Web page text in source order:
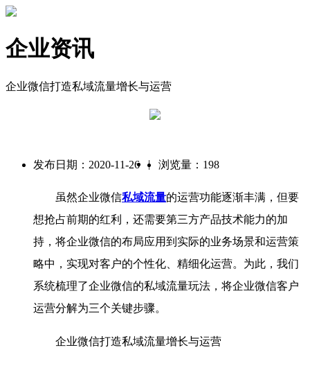
企业资讯
企业微信打造私域流量增长与运营
发布日期：2020-11-26 | 浏览量：198
虽然企业微信私域流量的运营功能逐渐丰满，但要
想抢占前期的红利，还需要第三方产品技术能力的加
持，将企业微信的布局应用到实际的业务场景和运营策
略中，实现对客户的个性化、精细化运营。为此，我们
系统梳理了企业微信的私域流量玩法，将企业微信客户
运营分解为三个关键步骤。
企业微信打造私域流量增长与运营